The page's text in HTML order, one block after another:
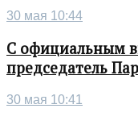
30 мая 10:44
С официальным
председатель
30 мая 10:41